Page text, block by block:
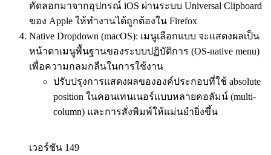
คัดลอกมาจากอุปกรณ์ iOS ผ่านระบบ Universal Clipboard
ของ Apple ให้ทำงานได้ถูกต้องใน Firefox
Native Dropdown (macOS): เมนูเลือกแบบ จะแสดงผลเป็น
หน้าตาเมนูพื้นฐานของระบบปฏิบัติการ (OS-native menu)
เพื่อความกลมกลืนในการใช้งาน
ปรับปรุงการแสดงผลขององค์ประกอบที่ใช้ absolute
position ในคอนเทนเนอร์แบบหลายคอลัมน์ (multi-
column) และการสั่งพิมพ์ให้แม่นยำยิ่งขึ้น
เวอร์ชัน 149